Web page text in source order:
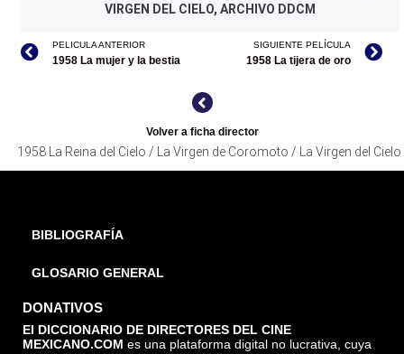
VIRGEN DEL CIELO, ARCHIVO DDCM
PELICULA ANTERIOR
1958 La mujer y la bestia
SIGUIENTE PELÍCULA
1958 La tijera de oro
Volver a ficha director
1958 La Reina del Cielo / La Virgen de Coromoto / La Virgen del Cielo
BIBLIOGRAFÍA
GLOSARIO GENERAL
DONATIVOS
El DICCIONARIO DE DIRECTORES DEL CINE
MEXICANO.COM es una plataforma digital no lucrativa, cuya